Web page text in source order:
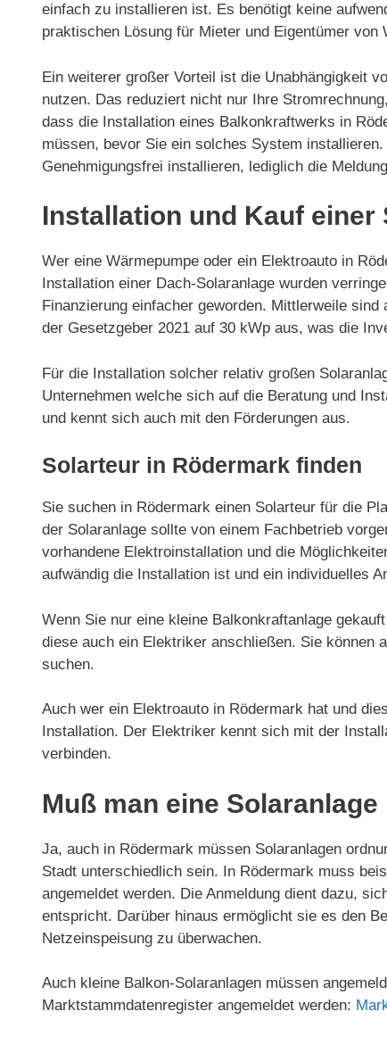
einfach zu installieren ist. Es benötigt keine
praktischen Lösung für Mieter und Eigentümer von
Ein weiterer großer Vorteil ist die Unabhängigkeit
nutzen. Das reduziert nicht nur Ihre
dass die Installation eines Balkonkraftwerks in
müssen, bevor Sie ein solches System
Genehmigungsfrei installieren, lediglich die
Installation und Kauf
Wer eine Wärmepumpe oder ein Elektroauto in
Installation einer Dach-Solaranlage wurden
Finanzierung einfacher geworden. Mittlerweile
der Gesetzgeber 2021 auf 30 kWp aus, was die
Für die Installation solcher relativ großen
Unternehmen welche sich auf die Beratung und
und kennt sich auch mit den Förderungen aus.
Solarteur in Rödermark finden
Sie suchen in Rödermark einen Solarteur für die
der Solaranlage sollte von einem Fachbetrieb
vorhandene Elektroinstallation und die
aufwändig die Installation ist und ein individuelles
Wenn Sie nur eine kleine Balkonkraftanlage
diese auch ein Elektriker anschließen. Sie können
suchen.
Auch wer ein Elektroauto in Rödermark hat und
Installation. Der Elektriker kennt sich mit der
verbinden.
Muß man eine
Ja, auch in Rödermark müssen Solaranlagen
Stadt unterschiedlich sein. In Rödermark muss
angemeldet werden. Die Anmeldung dient dazu,
entspricht. Darüber hinaus ermöglicht sie es den
Netzeinspeisung zu überwachen.
Auch kleine Balkon-Solaranlagen müssen
Marktstammdatenregister angemeldet werden: